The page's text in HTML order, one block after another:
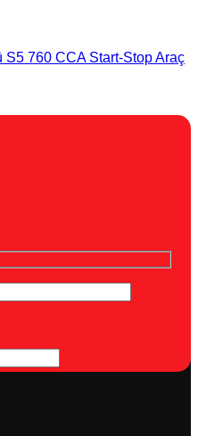
S5 760 CCA Start-Stop Araç